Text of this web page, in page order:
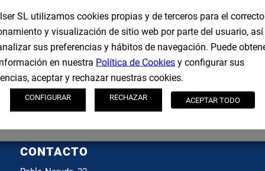
PLATAFORMAS ELEVADORAS DE
TIJERA
CONTACTO
SL utilizamos cookies propias y de terceros para el correcto
y visualización de sitio web por parte del usuario,
sus preferencias y hábitos de navegación. Puede
en nuestra Política de Cookies y configurar sus
aceptar y rechazar nuestras cookies.
CONFIGURAR RECHAZAR ACEPTAR TODO